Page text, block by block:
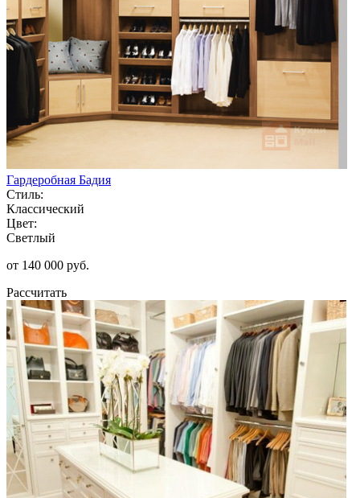
Гардеробная Бадия
Стиль:
Классический
Цвет:
Светлый
от 140 000 руб.
Рассчитать